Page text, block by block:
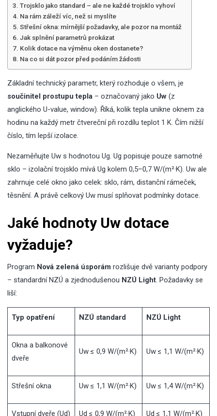
Trojsklo jako standard – ale ne každé trojsklo vyhoví
Na rám záleží víc, než si myslíte
Střešní okna: mírnější požadavky, ale pozor na montáž
Jak splnění parametrů prokázat
Kolik dotace na výměnu oken dostanete?
Na co si dát pozor před podáním žádosti
Základní technický parametr, který rozhoduje o všem, je
součinitel prostupu tepla – označovaný jako Uw (z
anglického U-value, window). Říká, kolik tepla unikne oknem za
hodinu na každý metr čtvereční při rozdílu teplot 1 K. Čím nižší
číslo, tím lepší izolace.
Nezaměňujte Uw s hodnotou Ug. Ug popisuje pouze samotné
sklo – izolační trojsklo mívá Ug kolem 0,5–0,7 W/(m²·K). Uw ale
zahrnuje celé okno jako celek: sklo, rám, distanční rámeček,
těsnění. A právě celkový Uw musí splňovat podmínky dotace.
Jaké hodnoty Uw dotace
vyžaduje?
Program Nová zelená úsporám rozlišuje dvě varianty podpory
– standardní NZÚ a zjednodušenou NZÚ Light. Požadavky se
liší:
Typ opatření NZÚ standard NZÚ Light
Okna a balkonové
dveře
Uw ≤ 0,9 W/(m²·K) Uw ≤ 1,1 W/(m²·K)
Střešní okna Uw ≤ 1,1 W/(m²·K) Uw ≤ 1,4 W/(m²·K)
Vstupní dveře (Ud) Ud ≤ 0,9 W/(m²·K) Ud ≤ 1,1 W/(m²·K)